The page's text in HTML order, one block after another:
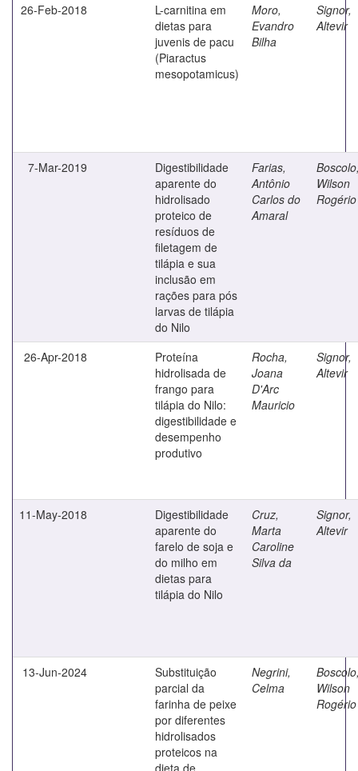
26-Feb-2018
L-carnitina em
dietas para
juvenis de pacu
(Piaractus
mesopotamicus)
Moro,
Evandro
Bilha
Signor,
Altevir
7-Mar-2019
Digestibilidade
aparente do
hidrolisado
proteico de
resíduos de
filetagem de
tilápia e sua
inclusão em
rações para pós
larvas de tilápia
do Nilo
Farias,
Antônio
Carlos do
Amaral
Wilson
Rogério
26-Apr-2018
Proteína
hidrolisada de
frango para
tilápia do Nilo:
digestibilidade e
desempenho
produtivo
Rocha,
Joana
D'Arc
Mauricio
Signor,
Altevir
11-May-2018
Digestibilidade
aparente do
farelo de soja e
do milho em
dietas para
tilápia do Nilo
Cruz,
Marta
Caroline
Silva da
Signor,
Altevir
13-Jun-2024
Substituição
parcial da
farinha de peixe
por diferentes
hidrolisados
proteicos na
dieta de
Negrini,
Celma
Wilson
Rogério